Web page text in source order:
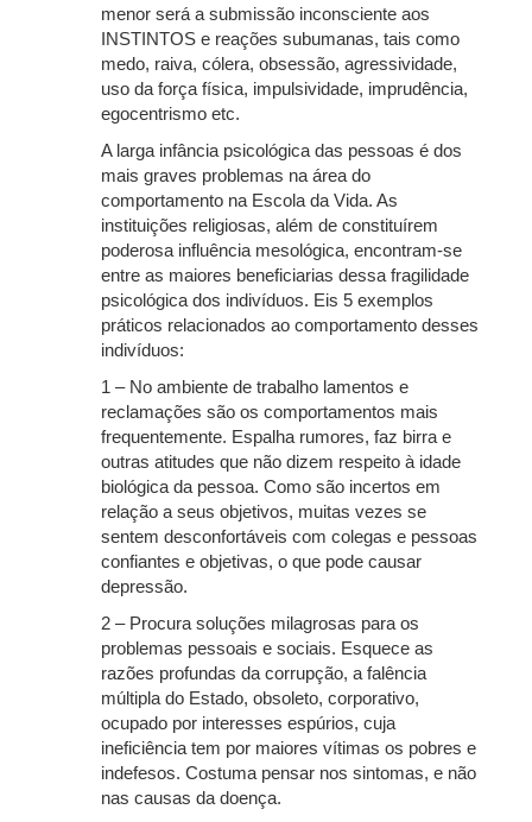
menor será a submissão inconsciente aos
INSTINTOS e reações subumanas, tais como
medo, raiva, cólera, obsessão, agressividade,
uso da força física, impulsividade, imprudência,
egocentrismo etc.
A larga infância psicológica das pessoas é dos
mais graves problemas na área do
comportamento na Escola da Vida. As
instituições religiosas, além de constituírem
poderosa influência mesológica, encontram-se
entre as maiores beneficiarias dessa fragilidade
psicológica dos indivíduos. Eis 5 exemplos
práticos relacionados ao comportamento desses
indivíduos:
1 – No ambiente de trabalho lamentos e
reclamações são os comportamentos mais
frequentemente. Espalha rumores, faz birra e
outras atitudes que não dizem respeito à idade
biológica da pessoa. Como são incertos em
relação a seus objetivos, muitas vezes se
sentem desconfortáveis com colegas e pessoas
confiantes e objetivas, o que pode causar
depressão.
2 – Procura soluções milagrosas para os
problemas pessoais e sociais. Esquece as
razões profundas da corrupção, a falência
múltipla do Estado, obsoleto, corporativo,
ocupado por interesses espúrios, cuja
ineficiência tem por maiores vítimas os pobres e
indefesos. Costuma pensar nos sintomas, e não
nas causas da doença.